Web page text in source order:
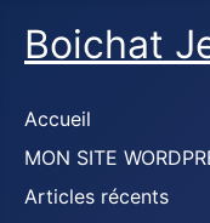
Boichat
Accueil
MON SITE
Articles récents